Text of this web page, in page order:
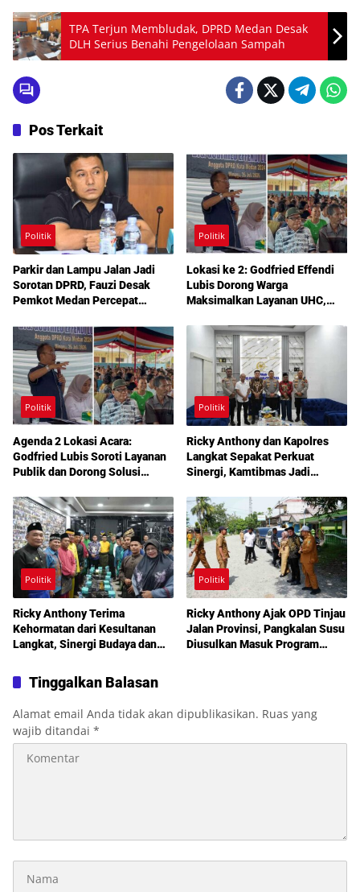
TPA Terjun Membludak, DPRD Medan Desak
DLH Serius Benahi Pengelolaan Sampah
Pos Terkait
Politik
Parkir dan Lampu Jalan Jadi
Sorotan DPRD, Fauzi Desak
Pemkot Medan Percepat
Politik
Lokasi ke 2: Godfried Effendi
Lubis Dorong Warga
Maksimalkan Layanan UHC,
Pendidikan Mengemuka dalam
Reses Medan Amplas
Politik
Agenda 2 Lokasi Acara:
Godfried Lubis Soroti Layanan
Publik dan Dorong Solusi
DPRD Medan
Politik
Ricky Anthony dan Kapolres
Langkat Sepakat Perkuat
Sinergi, Kamtibmas Jadi
Politik
Ricky Anthony Terima
Kehormatan dari Kesultanan
Langkat, Sinergi Budaya dan
Diperkuat
Politik
Ricky Anthony Ajak OPD Tinjau
Jalan Provinsi, Pangkalan Susu
Diusulkan Masuk Program
Tinggalkan Balasan
Alamat email Anda tidak akan dipublikasikan. Ruas yang
wajib ditandai *